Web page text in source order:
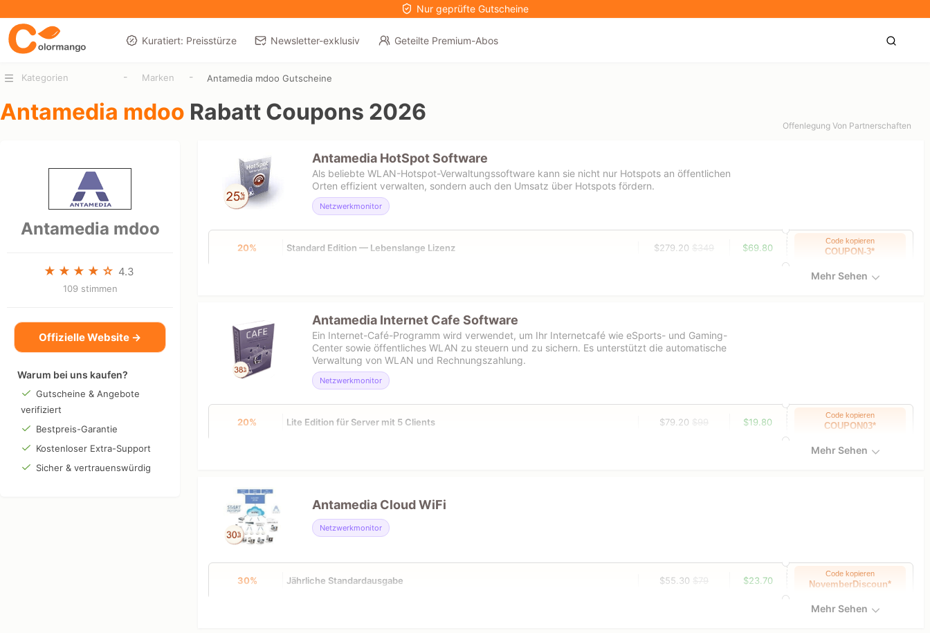
Nur geprüfte Gutscheine
Kuratiert: Preisstürze Newsletter-exklusiv Geteilte Premium-Abos
Kategorien - Marken - Antamedia mdoo Gutscheine
Antamedia mdoo Rabatt Coupons 2026
Offenlegung Von Partnerschaften
Antamedia mdoo
4.3
109 stimmen
Offizielle Website →
Warum bei uns kaufen?
Gutscheine & Angebote
verifiziert
Bestpreis-Garantie
Kostenloser Extra-Support
Sicher & vertrauenswürdig
Antamedia HotSpot Software
Als beliebte WLAN-Hotspot-Verwaltungssoftware kann sie nicht nur Hotspots an öffentlichen
Orten effizient verwalten, sondern auch den Umsatz über Hotspots fördern.
Netzwerkmonitor
20% Standard Edition — Lebenslange Lizenz $279.20 $349 $69.80
Code kopieren
COUPON-3*
Mehr Sehen
Antamedia Internet Cafe Software
Ein Internet-Café-Programm wird verwendet, um Ihr Internetcafé wie eSports- und Gaming-
Center sowie öffentliches WLAN zu steuern und zu sichern. Es unterstützt die automatische
Verwaltung von WLAN und Rechnungszahlung.
Netzwerkmonitor
20% Lite Edition für Server mit 5 Clients $79.20 $99 $19.80
Code kopieren
COUPON03*
Mehr Sehen
Antamedia Cloud WiFi
Netzwerkmonitor
30% Jährliche Standardausgabe $55.30 $79 $23.70
Code kopieren
NovemberDiscoun*
Mehr Sehen